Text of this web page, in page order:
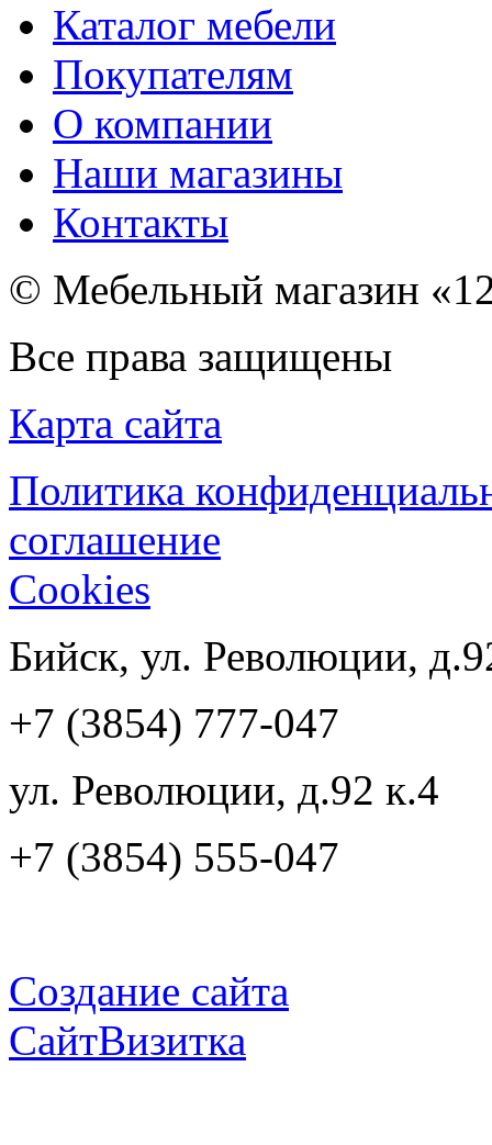
Каталог мебели
Покупателям
О компании
Наши магазины
Контакты
© Мебельный магазин
Все права защищены
Карта сайта
Политика
соглашение
Cookies
Бийск, ул. Революции,
+7 (3854) 777-047
ул. Революции, д.92 к.4
+7 (3854) 555-047
Создание сайта
СайтВизитка